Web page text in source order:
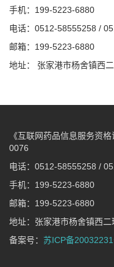
手机：199-5223-6880
电话：0512-58555258 /
邮箱：199-5223-6880
地址： 张家港市杨舍镇西
《互联网药品信息服务资
0076
电话：0512-58555258 /
手机：199-5223-6880
邮箱：199-5223-6880
地址：张家港市杨舍镇西二
备案号： 苏ICP备